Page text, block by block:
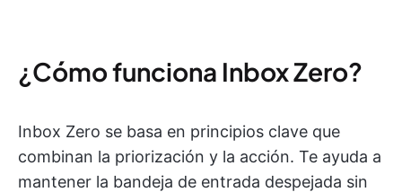
¿Cómo funciona Inbox Zero?
Inbox Zero se basa en principios clave que
combinan la priorización y la acción. Te ayuda a
mantener la bandeja de entrada despejada sin